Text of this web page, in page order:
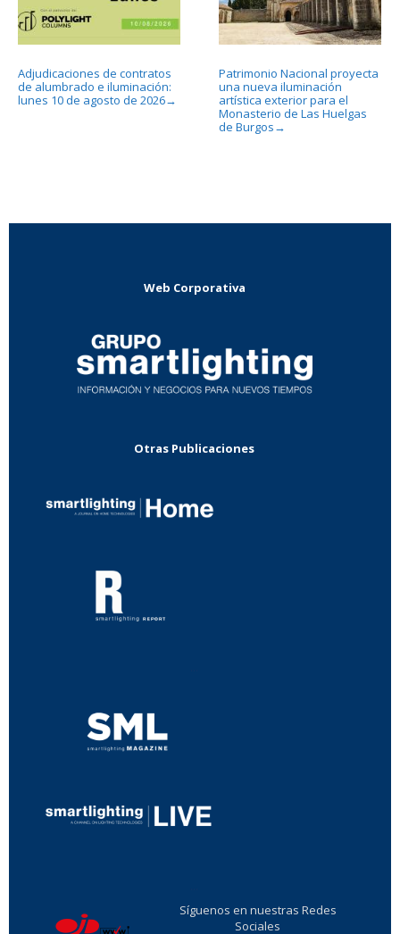
Adjudicaciones de contratos
de alumbrado e iluminación:
lunes 10 de agosto de 2026→
Patrimonio Nacional proyecta
una nueva iluminación
artística exterior para el
Monasterio de Las Huelgas
de Burgos →
Web Corporativa
Otras Publicaciones
Síguenos en nuestras Redes
Sociales